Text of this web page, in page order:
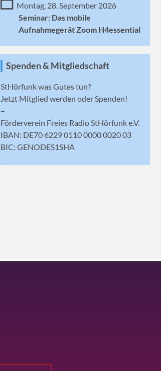
Montag, 28. September 2026
Seminar: Das mobile
Aufnahmegerät Zoom H4essential
Spenden & Mitgliedschaft
StHörfunk was Gutes tun?
Jetzt Mitglied werden oder Spenden!
–
Förderverein Freies Radio StHörfunk e.V.
IBAN: DE70 6229 0110 0000 0020 03
BIC: GENODES1SHA